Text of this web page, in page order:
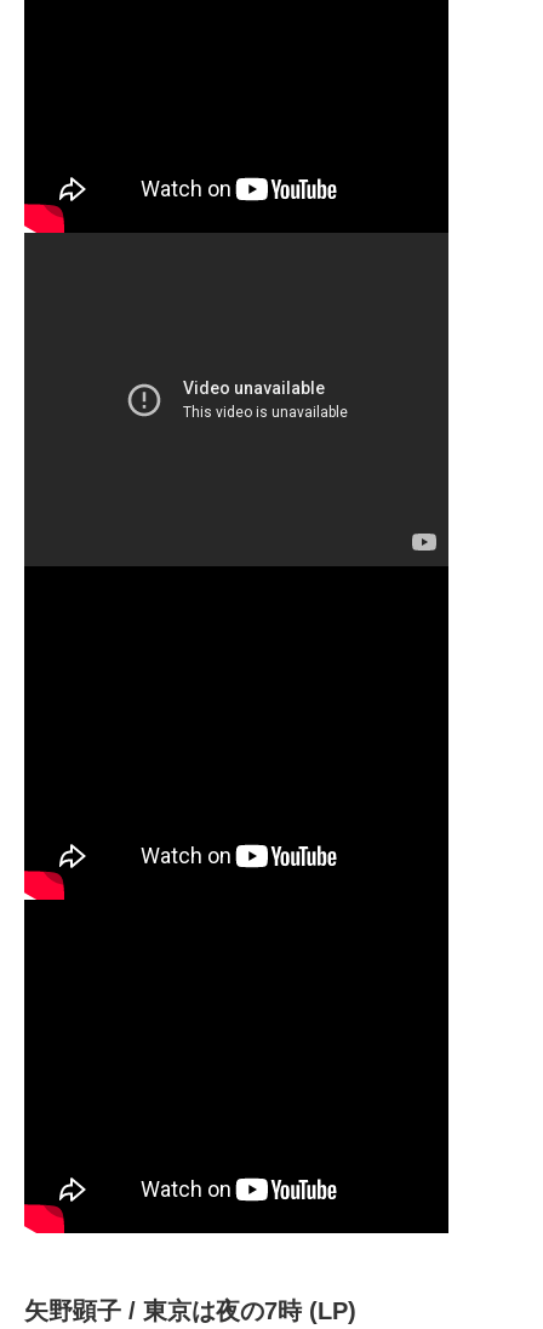
矢野顕子 / 東京は夜の7時 (LP)